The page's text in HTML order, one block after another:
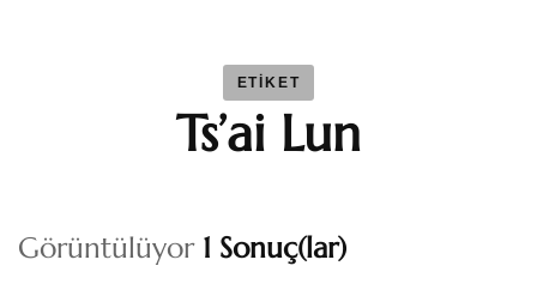
ETIKET
Ts’ai Lun
Görüntülüyor 1 Sonuç(lar)